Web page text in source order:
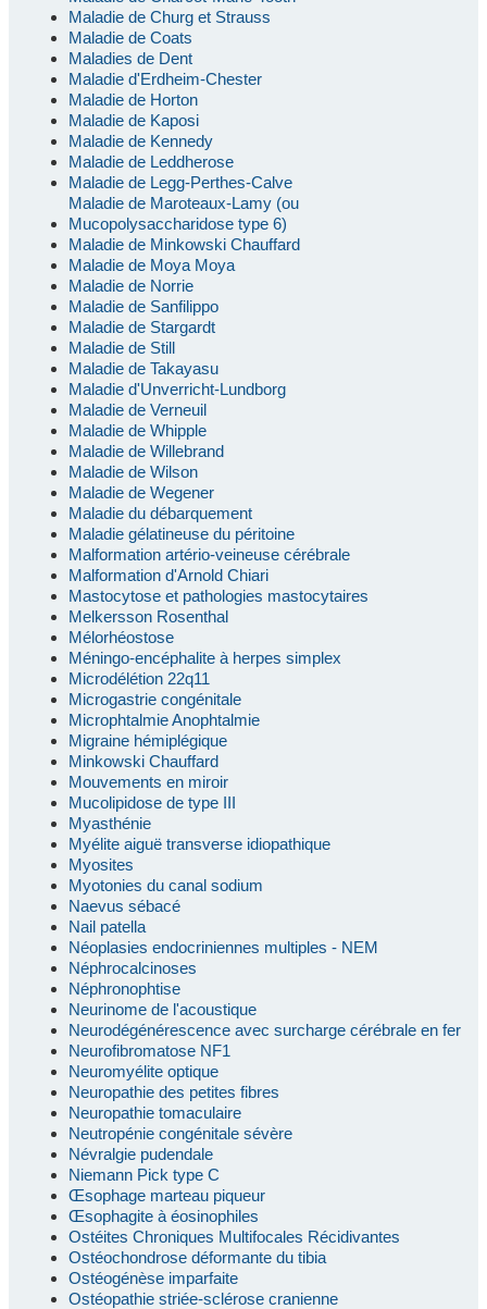
Maladie de Churg et Strauss
Maladie de Coats
Maladies de Dent
Maladie d'Erdheim-Chester
Maladie de Horton
Maladie de Kaposi
Maladie de Kennedy
Maladie de Leddherose
Maladie de Legg-Perthes-Calve
Maladie de Maroteaux-Lamy (ou
Mucopolysaccharidose type 6)
Maladie de Minkowski Chauffard
Maladie de Moya Moya
Maladie de Norrie
Maladie de Sanfilippo
Maladie de Stargardt
Maladie de Still
Maladie de Takayasu
Maladie d'Unverricht-Lundborg
Maladie de Verneuil
Maladie de Whipple
Maladie de Willebrand
Maladie de Wilson
Maladie de Wegener
Maladie du débarquement
Maladie gélatineuse du péritoine
Malformation artério-veineuse cérébrale
Malformation d'Arnold Chiari
Mastocytose et pathologies mastocytaires
Melkersson Rosenthal
Mélorhéostose
Méningo-encéphalite à herpes simplex
Microdélétion 22q11
Microgastrie congénitale
Microphtalmie Anophtalmie
Migraine hémiplégique
Minkowski Chauffard
Mouvements en miroir
Mucolipidose de type III
Myasthénie
Myélite aiguë transverse idiopathique
Myosites
Myotonies du canal sodium
Naevus sébacé
Nail patella
Néoplasies endocriniennes multiples - NEM
Néphrocalcinoses
Néphronophtise
Neurinome de l'acoustique
Neurodégénérescence avec surcharge cérébrale en fer
Neurofibromatose NF1
Neuromyélite optique
Neuropathie des petites fibres
Neuropathie tomaculaire
Neutropénie congénitale sévère
Névralgie pudendale
Niemann Pick type C
Œsophage marteau piqueur
Œsophagite à éosinophiles
Ostéites Chroniques Multifocales Récidivantes
Ostéochondrose déformante du tibia
Ostéogénèse imparfaite
Ostéopathie striée-sclérose cranienne